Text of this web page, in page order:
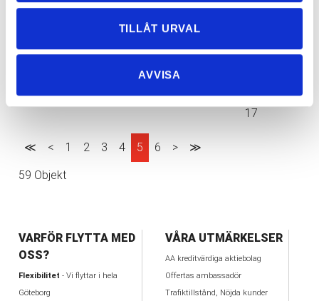
TILLÅT URVAL
AVVISA
20
Att tänka på när du letar bostad och söker
Fördjupad checklista
2017-10-
17
≪ < 1 2 3 4 5 6 > ≫
59 Objekt
VARFÖR FLYTTA MED
OSS?
Flexibilitet - Vi flyttar i hela
Göteborg
VÅRA UTMÄRKELSER
AA kreditvärdiga aktiebolag
Offertas ambassadör
Trafiktillstånd, Nöjda kunder